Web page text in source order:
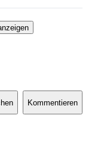
Kommentieren